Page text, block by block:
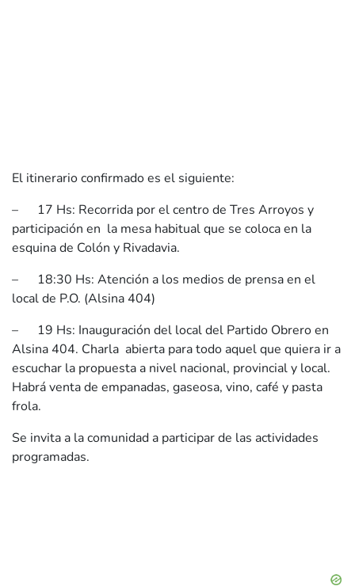
El itinerario confirmado es el siguiente:
– 17 Hs: Recorrida por el centro de Tres Arroyos y
participación en la mesa habitual que se coloca en la
esquina de Colón y Rivadavia.
– 18:30 Hs: Atención a los medios de prensa en el
local de P.O. (Alsina 404)
– 19 Hs: Inauguración del local del Partido Obrero en
Alsina 404. Charla abierta para todo aquel que quiera ir a
escuchar la propuesta a nivel nacional, provincial y local.
Habrá venta de empanadas, gaseosa, vino, café y pasta
frola.
Se invita a la comunidad a participar de las actividades
programadas.